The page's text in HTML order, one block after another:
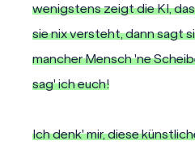
wenigstens zeigt die KI,
sie nix versteht, dann sagt
mancher Mensch 'ne
sag' ich euch!
Ich denk' mir, diese